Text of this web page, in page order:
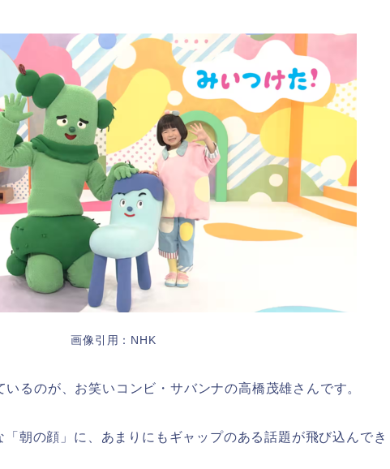
画像引用：NHK
るのが、お笑いコンビ・サバンナの高橋茂雄さんです。
朝の顔」に、あまりにもギャップのある話題が飛び込んでき